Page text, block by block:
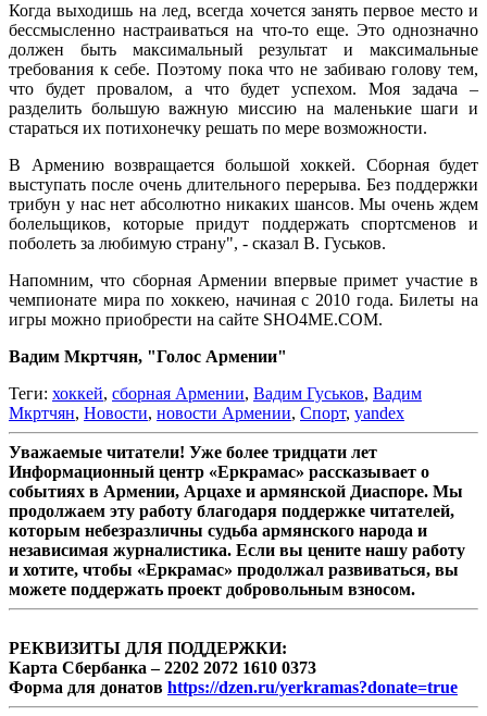
Когда выходишь на лед, всегда хочется занять первое место и
бессмысленно настраиваться на что-то еще. Это однозначно
должен быть максимальный результат и максимальные
требования к себе. Поэтому пока что не забиваю голову тем,
что будет провалом, а что будет успехом. Моя задача –
разделить большую важную миссию на маленькие шаги и
стараться их потихонечку решать по мере возможности.
В Армению возвращается большой хоккей. Сборная будет
выступать после очень длительного перерыва. Без поддержки
трибун у нас нет абсолютно никаких шансов. Мы очень ждем
болельщиков, которые придут поддержать спортсменов и
поболеть за любимую страну", - сказал В. Гуськов.
Напомним, что сборная Армении впервые примет участие в
чемпионате мира по хоккею, начиная с 2010 года. Билеты на
игры можно приобрести на сайте SHO4ME.COM.
Вадим Мкртчян, "Голос Армении"
Теги: хоккей, сборная Армении, Вадим Гуськов, Вадим
Мкртчян, Новости, новости Армении, Спорт, yandex
Уважаемые читатели! Уже более тридцати лет
Информационный центр «Еркрамас» рассказывает о
событиях в Армении, Арцахе и армянской Диаспоре. Мы
продолжаем эту работу благодаря поддержке читателей,
которым небезразличны судьба армянского народа и
независимая журналистика. Если вы цените нашу работу
и хотите, чтобы «Еркрамас» продолжал развиваться, вы
можете поддержать проект добровольным взносом.
РЕКВИЗИТЫ ДЛЯ ПОДДЕРЖКИ:
Карта Сбербанка – 2202 2072 1610 0373
Форма для донатов https://dzen.ru/yerkramas?donate=true